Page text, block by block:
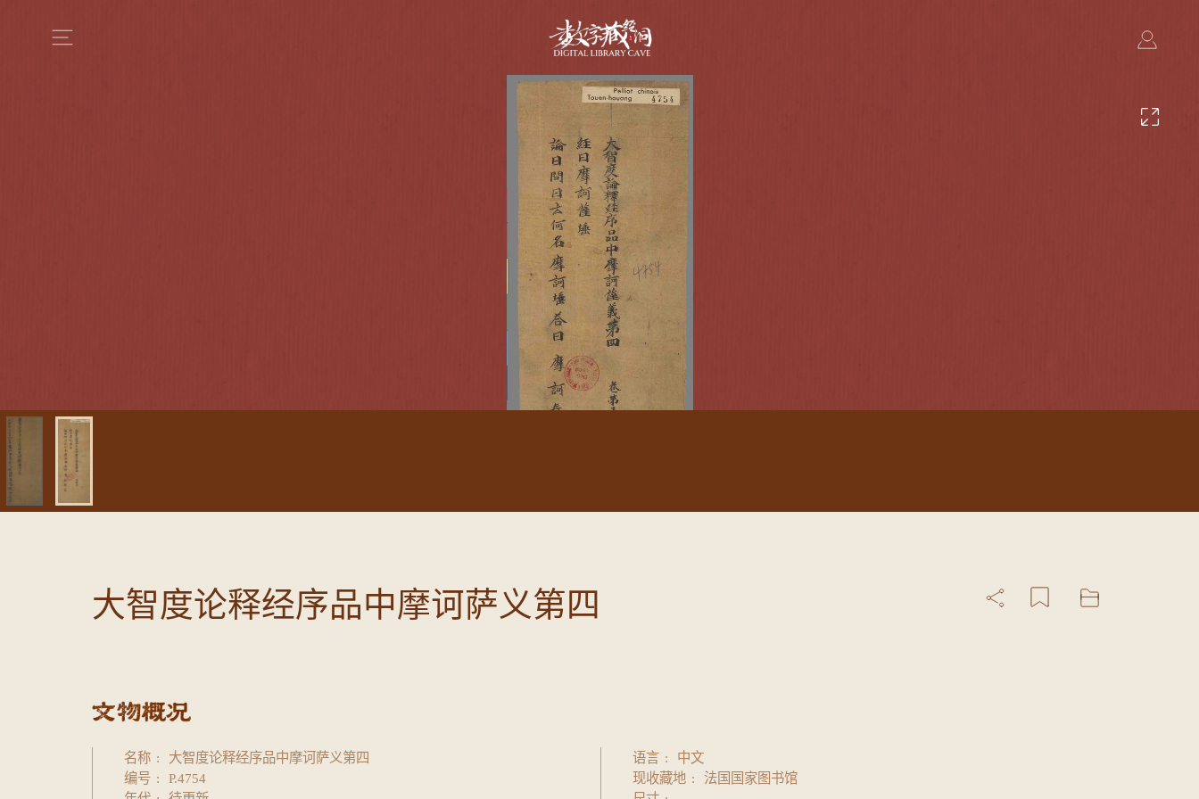
大智度论释经序品中摩诃萨义第四
名称
大智度论释经序品中摩诃萨义第四
编号
P.4754
语言
中文
现收藏地
法国国家图书馆